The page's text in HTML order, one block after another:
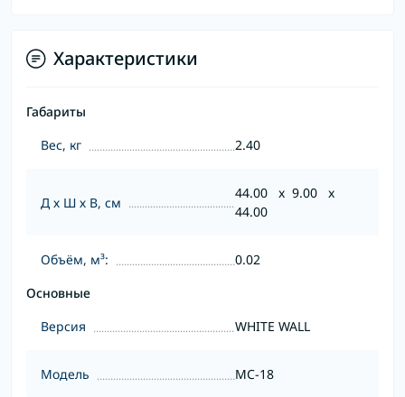
Характеристики
Габариты
Вес, кг
2.40
Д х Ш х В, см
44.00 x 9.00 x
44.00
Объём, м³:
0.02
Основные
Версия
WHITE WALL
Модель MC-18